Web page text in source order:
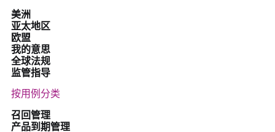
美洲
亚太地区
欧盟
我的意思
全球法规
监管指导
按用例分类
召回管理
产品到期管理